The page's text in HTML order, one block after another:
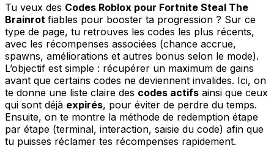
Tu veux des Codes Roblox pour Fortnite Steal The
Brainrot fiables pour booster ta progression ? Sur ce
type de page, tu retrouves les codes les plus récents,
avec les récompenses associées (chance accrue,
spawns, améliorations et autres bonus selon le mode).
L’objectif est simple : récupérer un maximum de gains
avant que certains codes ne deviennent invalides. Ici, on
te donne une liste claire des codes actifs ainsi que ceux
qui sont déjà expirés, pour éviter de perdre du temps.
Ensuite, on te montre la méthode de redemption étape
par étape (terminal, interaction, saisie du code) afin que
tu puisses réclamer tes récompenses rapidement.